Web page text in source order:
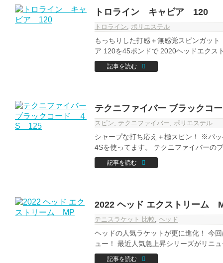
トロライン キャビア 120
トロライン, ポリエステル
もっちりした打感＋無感覚スピンガッ
ア 120を45ポンドで 2020ヘッドエクス
記事を読む
テクニファイバー ブラック
スピン, テクニファイバー, ポリエステル
シャープな打ち応え＋極スピン！ ※パ
4Sを使ってます。 テクニファイバーの
記事を読む
2022 ヘッド エクストリーム
テニスラケット 比較, ヘッド
ヘッドの人気ラケットが更に進化！ 今
ュー！ 最近人気急上昇シリーズがリニ
記事を読む